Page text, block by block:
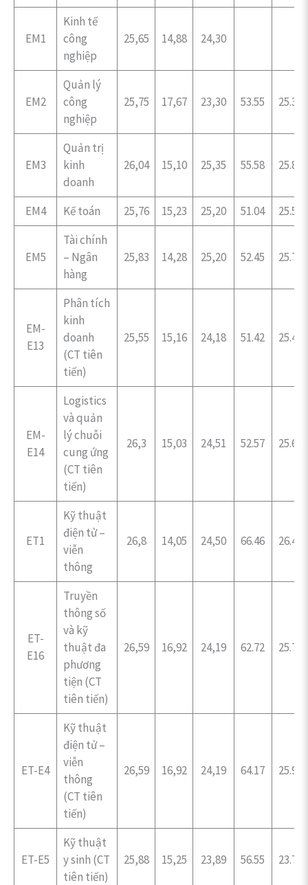
EM1
Kinh tế
công
nghiệp
25,65 14,88 24,30
EM2
Quản lý
công
nghiệp
25,75 17,67 23,30 53.55 25.39
EM3
Quản trị
kinh
doanh
26,04 15,10 25,35 55.58 25.83
EM4 Kế toán 25,76 15,23 25,20 51.04 25.52
EM5
Tài chính
– Ngân
hàng
25,83 14,28 25,20 52.45 25.75
EM-
E13
Phân tích
kinh
doanh
(CT tiên
tiến)
25,55 15,16 24,18 51.42 25.47
EM-
E14
Logistics
và quản
lý chuỗi
cung ứng
(CT tiên
tiến)
26,3 15,03 24,51 52.57 25.69
ET1
Kỹ thuật
điện tử –
viễn
thông
26,8 14,05 24,50 66.46 26.46
ET-
E16
Truyền
thông số
và kỹ
thuật đa
phương
tiện (CT
tiên tiến)
26,59 16,92 24,19 62.72 25.73
ET-E4
Kỹ thuật
điện tử –
viễn
thông
(CT tiên
tiến)
26,59 16,92 24,19 64.17 25.99
ET-E5
Kỹ thuật
y sinh (CT
tiên tiến)
25,88 15,25 23,89 56.55 23.70